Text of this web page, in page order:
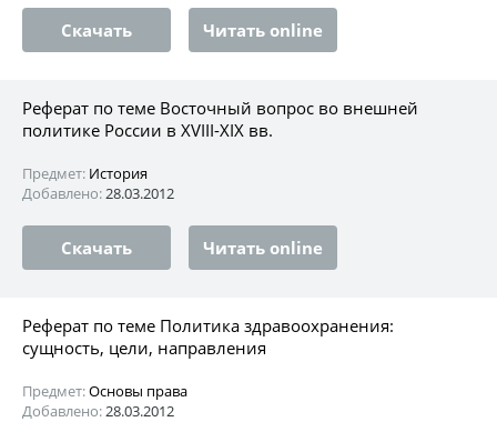
Скачать Читать online
Реферат по теме Восточный вопрос во внешней
политике России в ХVIII-ХIХ вв.
Предмет: История
Добавлено:28.03.2012
Скачать Читать online
Реферат по теме Политика здравоохранения:
сущность, цели, направления
Предмет:Основы права
Добавлено:28.03.2012